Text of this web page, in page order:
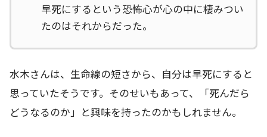
早死にするという恐怖心が心の中に棲みつい
たのはそれからだった。
水木さんは、生命線の短さから、自分は早死にすると
思っていたそうです。そのせいもあって、「死んだら
どうなるのか」と興味を持ったのかもしれません。